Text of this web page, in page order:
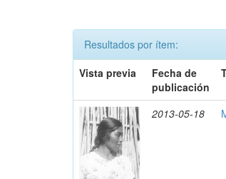
Resultados por ítem:
Vista previa
Fecha de
publicación
2013-05-18